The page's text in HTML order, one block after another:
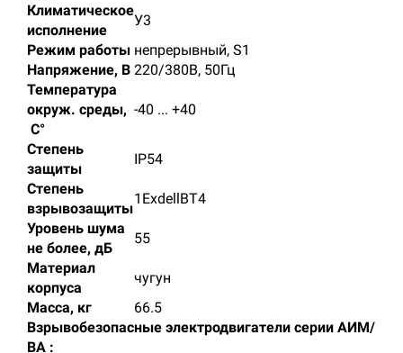
Климатическое
исполнение
У3
Режим работы непрерывный, S1
Напряжение, В 220/380В, 50Гц
Температура
окруж. среды,
C°
-40 ... +40
Степень
защиты
IP54
Степень
взрывозащиты
1ExdellBT4
Уровень шума
не более, дБ
55
Материал
корпуса
чугун
Масса, кг
66.5
Взрывобезопасные электродвигатели серии АИМ/
ВА :